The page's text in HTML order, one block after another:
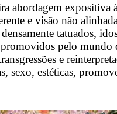
abordagem expositiva
e visão não
tatuados,
promovidos pelo mundo
e
sexo, estéticas,